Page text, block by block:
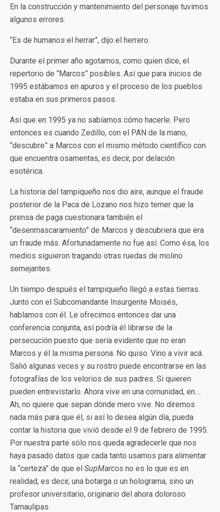
En la construcción y mantenimiento del personaje tuvimos
algunos errores.
“Es de humanos el herrar”, dijo el herrero.
Durante el primer año agotamos, como quien dice, el
repertorio de “Marcos” posibles. Así que para inicios de
1995 estábamos en apuros y el proceso de los pueblos
estaba en sus primeros pasos.
Así que en 1995 ya no sabíamos cómo hacerle. Pero
entonces es cuando Zedillo, con el PAN de la mano,
“descubre” a Marcos con el mismo método científico con
que encuentra osamentas, es decir, por delación
esotérica.
La historia del tampiqueño nos dio aire, aunque el fraude
posterior de la Paca de Lozano nos hizo temer que la
prensa de paga cuestionara también el
“desenmascaramiento” de Marcos y descubriera que era
un fraude más. Afortunadamente no fue así. Como ésa, los
medios siguieron tragando otras ruedas de molino
semejantes.
Un tiempo después el tampiqueño llegó a estas tierras.
Junto con el Subcomandante Insurgente Moisés,
hablamos con él. Le ofrecimos entonces dar una
conferencia conjunta, así podría él librarse de la
persecución puesto que sería evidente que no eran
Marcos y él la misma persona. No quiso. Vino a vivir acá.
Salió algunas veces y su rostro puede encontrarse en las
fotografías de los velorios de sus padres. Si quieren
pueden entrevistarlo. Ahora vive en una comunidad, en….
Ah, no quiere que sepan dónde mero vive. No diremos
nada más para que él, si así lo desea algún día, pueda
contar la historia que vivió desde el 9 de febrero de 1995.
Por nuestra parte sólo nos queda agradecerle que nos
haya pasado datos que cada tanto usamos para alimentar
la “certeza” de que el SupMarcos no es lo que es en
realidad, es decir, una botarga o un holograma, sino un
profesor universitario, originario del ahora doloroso
Tamaulipas.